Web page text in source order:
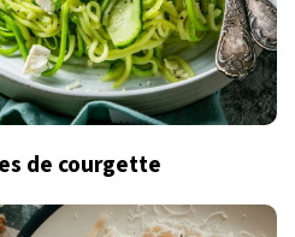
de courgette